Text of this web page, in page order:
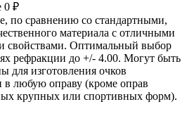
0 ₽
по сравнению со стандартными,
материала с отличными
свойствами. Оптимальный выбор
рефракции до +/- 4.00. Могут быть
для изготовления очков
в любую оправу (кроме оправ
крупных или спортивных форм).